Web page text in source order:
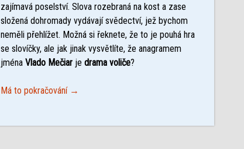
zajímavá poselství. Slova rozebraná na kost a zase
složená dohromady vydávají svědectví, jež bychom
neměli přehlížet. Možná si řeknete, že to je pouhá hra
se slovíčky, ale jak jinak vysvětlíte, že anagramem
jménaVlado Mečiar jedrama voliče?
Má to pokračování →